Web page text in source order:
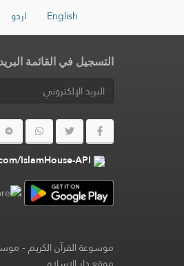
English اردو
التسجيل في القائمة
IslamHouse-API
موسوعة القرآن الكريم-